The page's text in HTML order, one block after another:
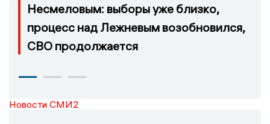
Несмеловым: выборы уже близко,
процесс над Лежневым возобновился,
СВО продолжается
Новости СМИ2